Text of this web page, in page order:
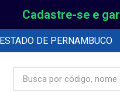
Cadastre-se e
DE PERNAMBUCO